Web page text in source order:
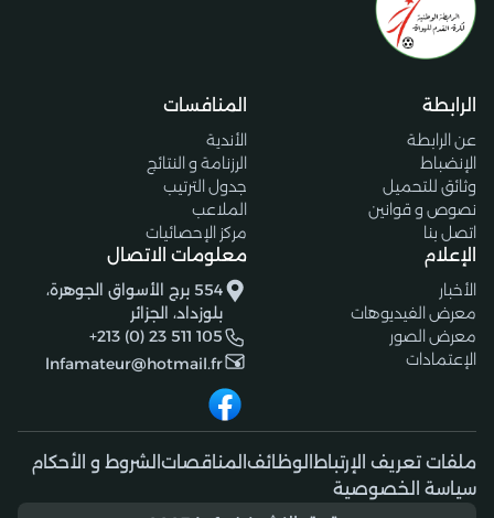
الرابطة
عن الرابطة
الإنضباط
وثائق للتحميل
نصوص و قوانين
اتصل بنا
المنافسات
الأندية
الرزنامة و النتائج
جدول الترتيب
الملاعب
مركز الإحصائيات
الإعلام
الأخبار
معرض الفيديوهات
معرض الصور
الإعتمادات
معلومات الاتصال
554 برج الأسواق الجوهرة،
بلوزداد، الجزائر
+213 (0) 23 511 105
lnfamateur@hotmail.fr
ملفات تعريف الإرتباط الوظائف المناقصات الشروط و الأحكام
سياسة الخصوصية